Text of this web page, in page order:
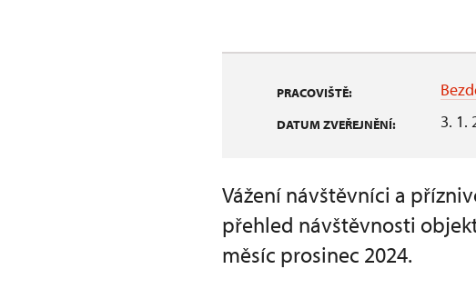
PRACOVIŠTĚ:
DATUM ZVEŘEJNĚNÍ: 3. 1.
Vážení návštěvníci a
přehled návštěvnosti
měsíc prosinec 2024.